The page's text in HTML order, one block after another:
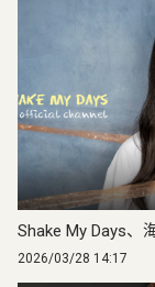
2026/03/28 14:17